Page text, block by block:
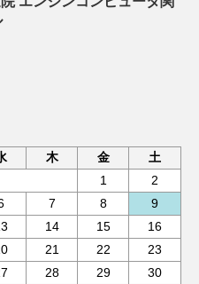
木 金
土
1
2
7 8
9
14 15
16
21 22
23
28 29
30